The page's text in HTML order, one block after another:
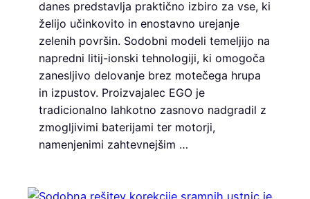
danes predstavlja praktično izbiro za vse, ki
želijo učinkovito in enostavno urejanje
zelenih površin. Sodobni modeli temeljijo na
napredni litij-ionski tehnologiji, ki omogoča
zanesljivo delovanje brez motečega hrupa
in izpustov. Proizvajalec EGO je
tradicionalno lahkotno zasnovo nadgradil z
zmogljivimi baterijami ter motorji,
namenjenimi zahtevnejšim …